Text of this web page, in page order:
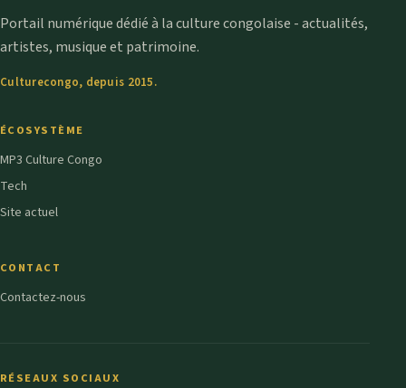
Portail numérique dédié à la culture congolaise - actualités,
artistes, musique et patrimoine.
Culturecongo, depuis 2015.
ÉCOSYSTÈME
MP3 Culture Congo
Tech
Site actuel
CONTACT
Contactez-nous
RÉSEAUX SOCIAUX